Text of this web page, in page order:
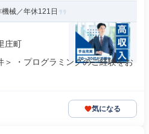
機械／年休121日
庄町
＞ ・プログラミングのご経験をお
気になる